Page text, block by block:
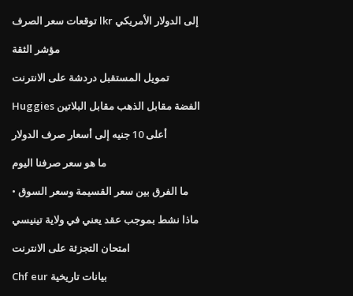
توقعات سعر الصرف lkr إلى الدولار الأمريكي
مؤشر الثقة
تمويل المستقبل دردشة على الانترنت
Huggies الفضة مقابل الذهب مقابل البلاتين
أعلى 10 جنيه إلى أسعار صرف الدولار
ما هو سعر صرفنا اليوم
• ما الفرق بين سعر القسيمة وسعر السوق
ماذا نشط بموجب عقد يعني في ولاية تينيسي
امتحان التجزئة على الانترنت
Chf eur بيانات تاريخية